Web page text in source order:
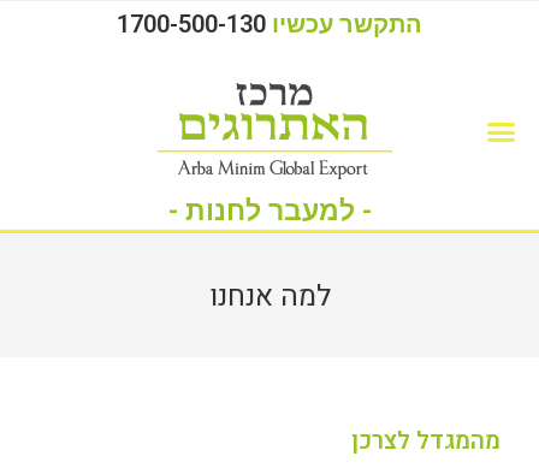
התקשר עכשיו 1700-500-130
- למעבר לחנות -
למה אנחנו
מהמגדל לצרכן